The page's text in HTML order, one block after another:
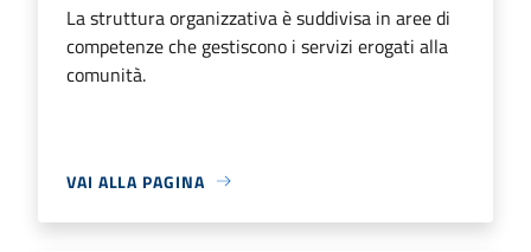
La struttura organizzativa è suddivisa in aree di
competenze che gestiscono i servizi erogati alla
comunità.
VAI ALLA PAGINA